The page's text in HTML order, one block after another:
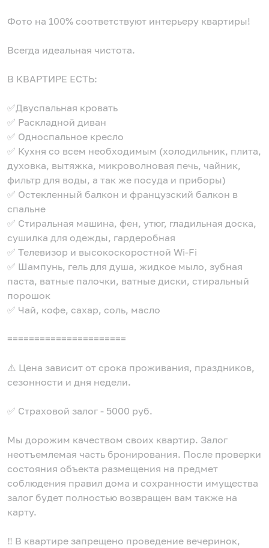
Фото на 100% соответствуют интерьеру квартиры!
Всегда идеальная чистота.
В КВАРТИРЕ ЕСТЬ:
✅Двуспальная кровать
✅ Раскладной диван
✅ Односпальное кресло
✅ Кухня со всем необходимым (холодильник, плита,
духовка, вытяжка, микроволновая печь, чайник,
фильтр для воды, а так же посуда и приборы)
✅ Остекленный балкон и французский балкон в
спальне
✅ Стиральная машина, фен, утюг, гладильная доска,
сушилка для одежды, гардеробная
✅ Телевизор и высокоскоростной Wi-Fi
✅ Шампунь, гель для душа, жидкое мыло, зубная
паста, ватные палочки, ватные диски, стиральный
порошок
✅ Чай, кофе, сахар, соль, масло
======================
⚠️ Цена зависит от срока проживания, праздников,
сезонности и дня недели.
✅ Страховой залог - 5000 руб.
Мы дорожим качеством своих квартир. Залог
неотъемлемая часть бронирования. После проверки
состояния объекта размещения на предмет
соблюдения правил дома и сохранности имущества
залог будет полностью возвращен вам также на
карту.
‼️ В квартире запрещено проведение вечеринок,